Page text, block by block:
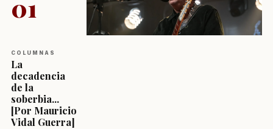
01
COLUMNAS
La
decadencia
de la
soberbia...
[Por Mauricio
Vidal Guerra]